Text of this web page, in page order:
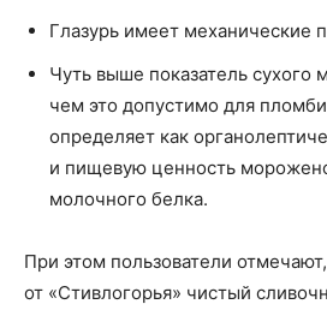
Глазурь имеет механические
Чуть выше показатель сухого
чем это допустимо для
определяет как
и пищевую ценность
молочного белка.
При этом пользователи
от «Стивлогорья» чистый